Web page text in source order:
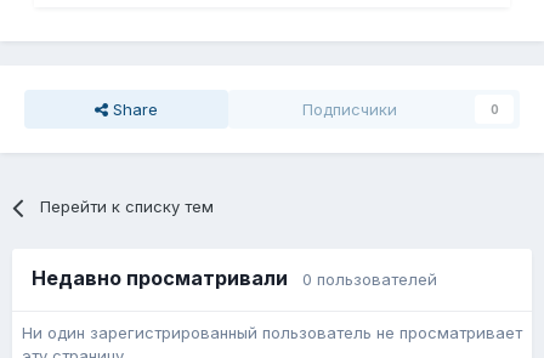
Share Подписчики 0
Перейти к списку тем
Недавно просматривали 0 пользователей
Ни один зарегистрированный пользователь не просматривает